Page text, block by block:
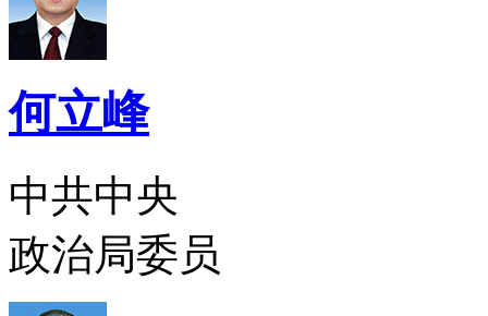
何立峰
中共中央
政治局委员